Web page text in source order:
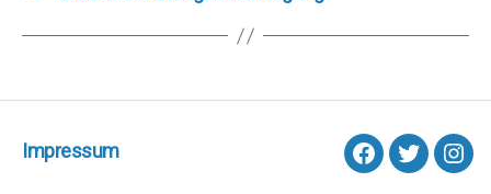
Impressum
facebook
Twitter